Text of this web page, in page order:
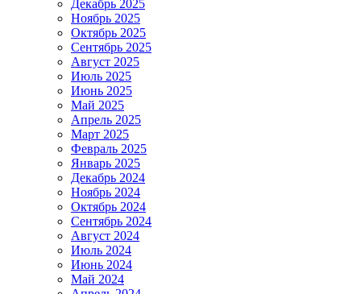
Декабрь 2025
Ноябрь 2025
Октябрь 2025
Сентябрь 2025
Август 2025
Июль 2025
Июнь 2025
Май 2025
Апрель 2025
Март 2025
Февраль 2025
Январь 2025
Декабрь 2024
Ноябрь 2024
Октябрь 2024
Сентябрь 2024
Август 2024
Июль 2024
Июнь 2024
Май 2024